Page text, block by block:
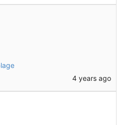
4 years ago